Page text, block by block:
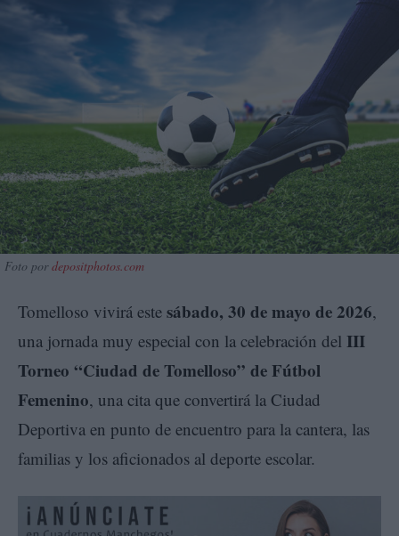
Foto pordepositphotos.com
Tomelloso vivirá este sábado, 30 de mayo de 2026,
una jornada muy especial con la celebración del III
Torneo “Ciudad de Tomelloso” de Fútbol
Femenino, una cita que convertirá la Ciudad
Deportiva en punto de encuentro para la cantera, las
familias y los aficionados al deporte escolar.